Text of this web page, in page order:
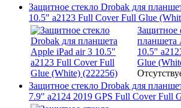
Защитное стекло Drobak для
10.5" a2123 Full Cover Full Glue
Защитное
планшета
10.5"
Glue
Защитное стекло Drobak для
7.9" a2124 2019 GPS Full Cover Full